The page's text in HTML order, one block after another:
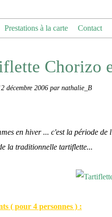
Prestations à la carte Contact
Chorizo
décembre 2006 par nathalie_B
en hiver ... c'est la période
la traditionnelle tartiflette...
( pour 4 personnes ) :